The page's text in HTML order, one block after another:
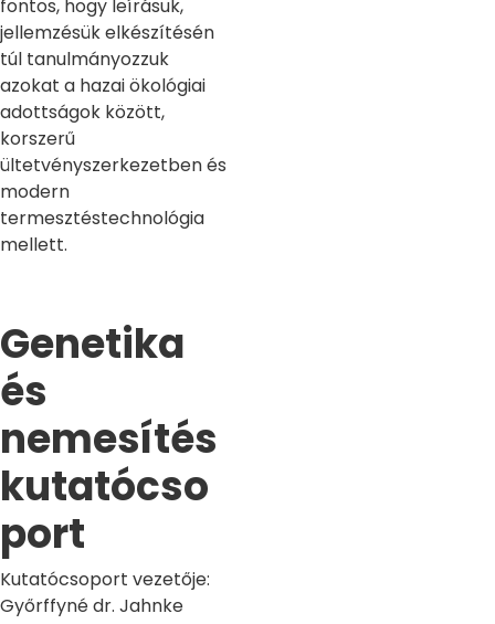
fontos, hogy leírásuk,
jellemzésük elkészítésén
túl tanulmányozzuk
azokat a hazai ökológiai
adottságok között,
korszerű
ültetvényszerkezetben és
modern
termesztéstechnológia
mellett.
Genetika
és
nemesítés
kutatócso
port
Kutatócsoport vezetője:
Győrffyné dr. Jahnke